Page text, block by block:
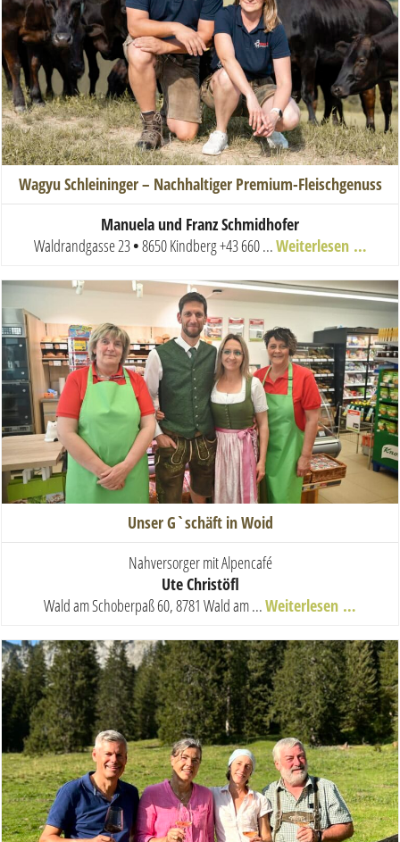
Wagyu Schleininger – Nachhaltiger Premium-Fleischgenuss
Manuela und Franz Schmidhofer
Waldrandgasse 23•8650 Kindberg+43 660 ...Weiterlesen …
Unser G`schäft in Woid
Nahversorger mit Alpencafé
Ute Christöfl
Wald am Schoberpaß 60, 8781 Wald am ...Weiterlesen …